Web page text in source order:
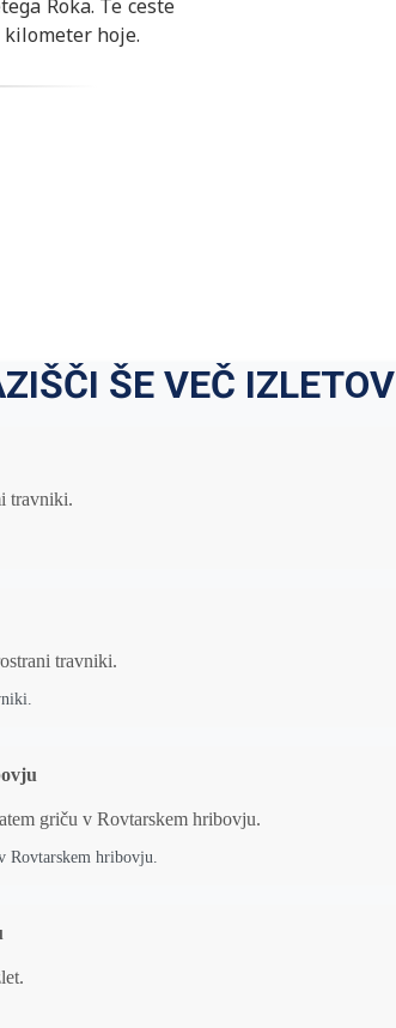
Roka. Te ceste
kilometer hoje.
ŠE VEČ IZLETOV
Rovtarskem hribovju.